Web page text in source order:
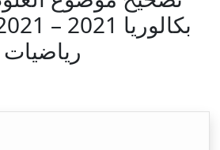
رياضيات